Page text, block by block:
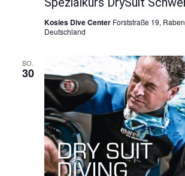
Kosies Dive Center Forststraße 19,
Deutschland
SO.
30